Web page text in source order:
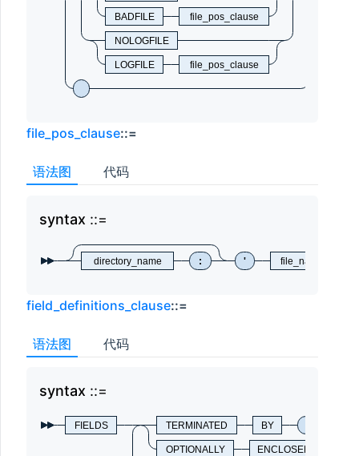
BADFILE file_pos_clause
NOLOGFILE
LOGFILE file_pos_clause
file_pos_clause::=
语法图 代码
syntax
directory_name : ' file_name
field_definitions_clause::=
语法图 代码
syntax
FIELDS TERMINATED BY
OPTIONALLY ENCLOSED